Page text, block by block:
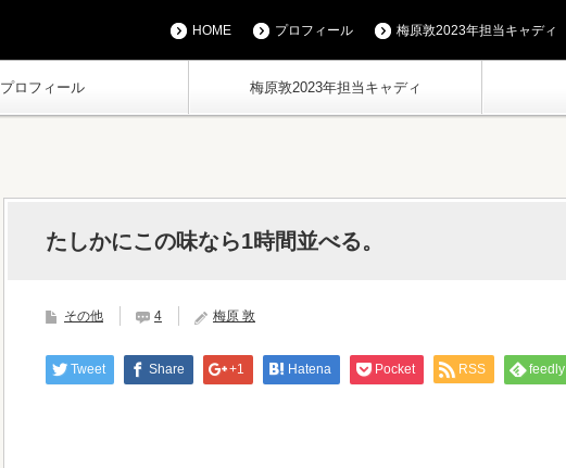
プロフィール 梅原敦2023年担当キャディ
HOME プロフィール 梅原敦2023年担当キャディ
たしかにこの味なら1時間並べる。
その他 4 梅原 敦
Tweet Share +1 Hatena Pocket RSS feedly